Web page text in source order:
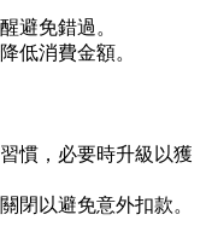
避免錯過。
低消費金額。
慣，必要時升級以獲
閉以避免意外扣款。